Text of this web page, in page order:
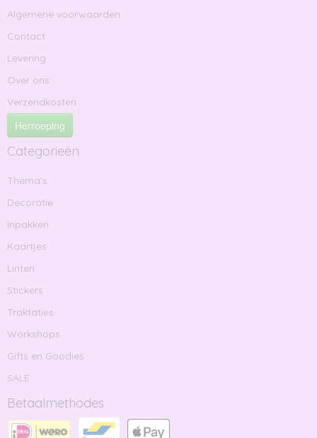
Algemene voorwaarden
Contact
Levering
Over ons
Verzendkosten
Herroeping
Categorieën
Thema's
Decoratie
Inpakken
Kaartjes
Linten
Stickers
Traktaties
Workshops
Gifts en Goodies
SALE
Betaalmethodes